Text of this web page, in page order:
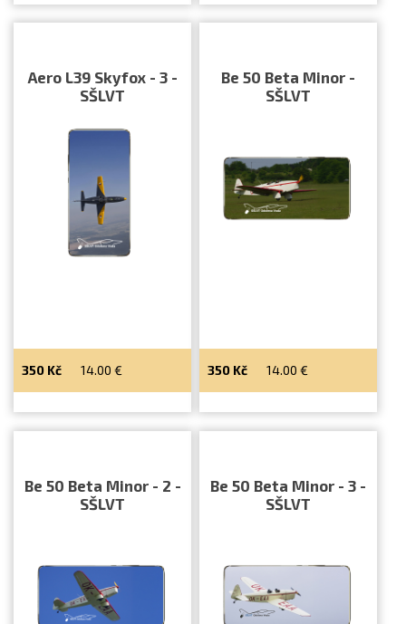
Aero L39 Skyfox - 3 -
SŠLVT
350 Kč 14.00 €
Be 50 Beta Minor -
SŠLVT
350 Kč 14.00 €
Be 50 Beta Minor - 2 -
SŠLVT
Be 50 Beta Minor - 3 -
SŠLVT